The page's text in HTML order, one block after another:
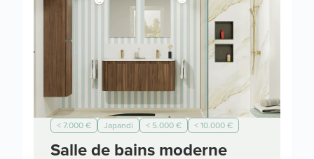
< 7.000 € Japandi < 5.000 € < 10.000 €
Salle de bains moderne